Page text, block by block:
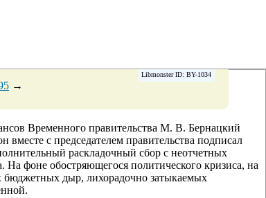
Libmonster ID: BY-1034
→
Временного правительства М. В. Бернацкий
с председателем правительства подписал
раскладочный сбор с неотчетных
На фоне обостряющегося политического кризиса, на
дыр, лихорадочно затыкаемых